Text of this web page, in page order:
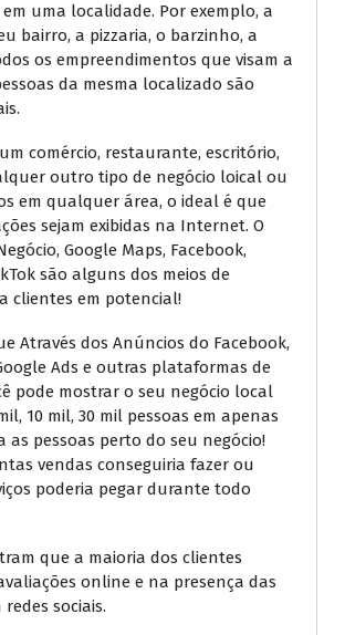
uma localidade. Por exemplo, a
bairro, a pizzaria, o barzinho, a
os empreendimentos que visam a
da mesma localizado são
comércio, restaurante, escritório,
outro tipo de negócio loical ou
em qualquer área, o ideal é que
sejam exibidas na Internet. O
Google Maps, Facebook,
são alguns dos meios de
clientes em potencial!
Através dos Anúncios do Facebook,
Ads e outras plataformas de
pode mostrar o seu negócio local
10 mil, 30 mil pessoas em apenas
as pessoas perto do seu negócio!
vendas conseguiria fazer ou
poderia pegar durante todo
que a maioria dos clientes
online e na presença das
sociais.